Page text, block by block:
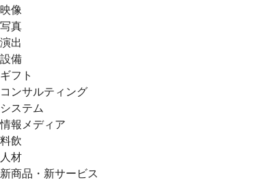
映像
写真
演出
設備
ギフト
コンサルティング
システム
情報メディア
料飲
人材
新商品・新サービス